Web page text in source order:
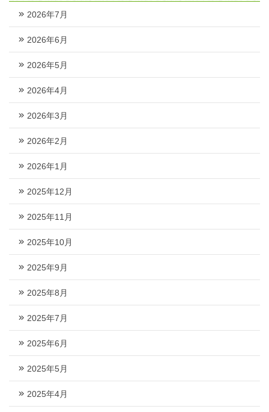
2026年7月
2026年6月
2026年5月
2026年4月
2026年3月
2026年2月
2026年1月
2025年12月
2025年11月
2025年10月
2025年9月
2025年8月
2025年7月
2025年6月
2025年5月
2025年4月